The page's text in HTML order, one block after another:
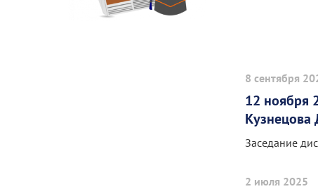
8 сентября
12 ноября
Заседание
2 июля 2025